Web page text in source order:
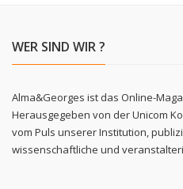
WER SIND WIR ?
Alma&Georges ist das Online-
Herausgegeben von der Unicom
vom Puls unserer Institution,
wissenschaftliche und